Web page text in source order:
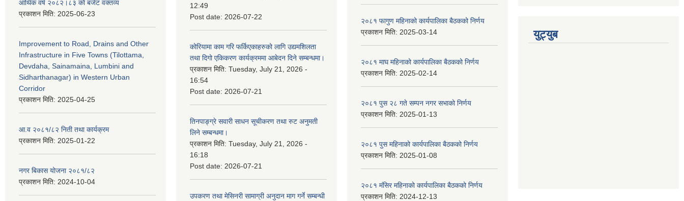
आर्थिक वर्ष २०८२।८३ को बजेट वक्तव्य
प्रकाशन मिति: 2025-06-23
Improvement to Road, Drains and Other
Infrastructure in Five Towns (Tilottama,
Devdaha, Sainamaina, Lumbini and
Sidharthanagar) in Western Urban
Corridor
प्रकाशन मिति: 2025-04-25
आ.व २०८१/८२ निती तथा कार्यक्रम
प्रकाशन मिति: 2025-01-22
नगर बिकास योजना २०८१/८२
प्रकाशन मिति: 2024-10-04
12:49
Post date: 2026-07-22
कोरियामा काम गरि फर्किएकाहरुको लागि उद्यमशिलता
तथा दिगो एकिकरण कार्यक्रममा आबेदन दिने सम्बन्धमा।
प्रकाशन मिति: Tuesday, July 21, 2026 -
16:54
Post date: 2026-07-21
तिनपाङ्ग्रे सवारी साधन सूचीकरण तथा रुट अनुमती
लिने सम्बन्धमा।
प्रकाशन मिति: Tuesday, July 21, 2026 -
16:18
Post date: 2026-07-21
उपकरण तथा मेसिनरी सामाग्री अनुदान माग गर्ने सम्बन्धी
२०८१ फागुण महिनाको कार्यपालिका बैठकको निर्णय
प्रकाशन मिति: 2025-03-14
२०८१ माघ महिनाको कार्यपालिका बैठकको निर्णय
प्रकाशन मिति: 2025-02-14
२०८१ पुस २८ गते सम्प‍न नगर सभाको निर्णय
प्रकाशन मिति: 2025-01-13
२०८१ पुस महिनाको कार्यपालिका बैठकको निर्णय
प्रकाशन मिति: 2025-01-08
२०८१ मंसिर महिनाको कार्यपालिका बैठकको निर्णय
प्रकाशन मिति: 2024-12-13
युट्युब